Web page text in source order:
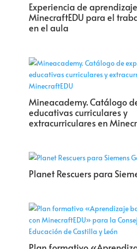
Experiencia de
MinecraftEDU para el
en el aula
Mineacademy. Catálogo
educativas curriculares y
extracurriculares en
Planet Rescuers para